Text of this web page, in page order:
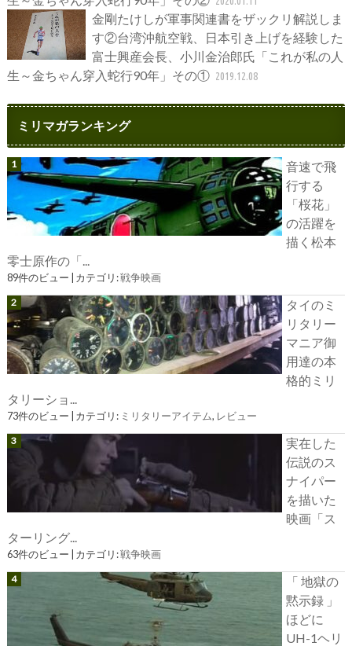
金剛たけしが軍事関連書をザックリ解説しま
す②台湾沖航空戦、日本引き上げを経験した
富士興産会長、小川金治郎氏「これが私の人
生～金ちゃん穿入蛇行90年」その① 2019.12.08
ミリマガランキング
音速で飛
行する
「桜花」
の活躍を
描く松本
零士原作の「...
89件のビュー カテゴリ:戦争映画
タイのミ
リタリー
マニア御
用達の本
格的ミリ
タリーショ...
73件のビュー カテゴリ: ミリタリーアイテム, レビュー
実在した
伝説のス
ナイパー
を描いた
映画「ス
ターリング...
63件のビュー カテゴリ:戦争映画
「 地獄の
黙示録 」
ほどに
UH-1ヘリ